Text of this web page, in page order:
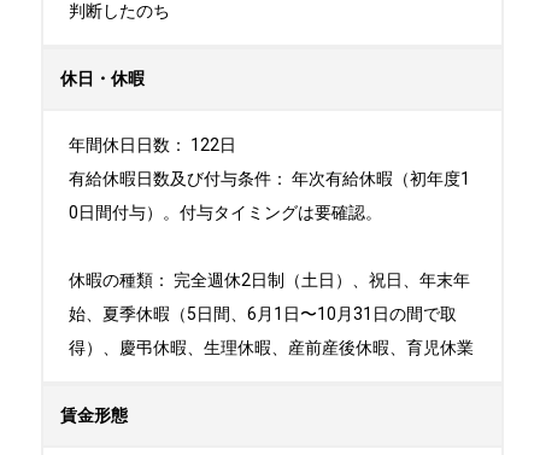
判断したのち
休日・休暇
年間休日日数： 122日
有給休暇日数及び付与条件： 年次有給休暇（初年度1
0日間付与）。付与タイミングは要確認。
休暇の種類： 完全週休2日制（土日）、祝日、年末年
始、夏季休暇（5日間、6月1日〜10月31日の間で取
得）、慶弔休暇、生理休暇、産前産後休暇、育児休業
賃金形態